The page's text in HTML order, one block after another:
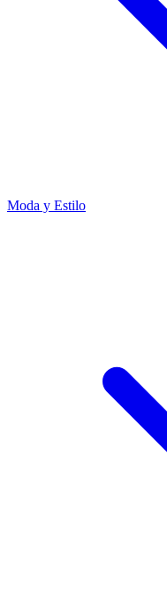
Moda y Estilo